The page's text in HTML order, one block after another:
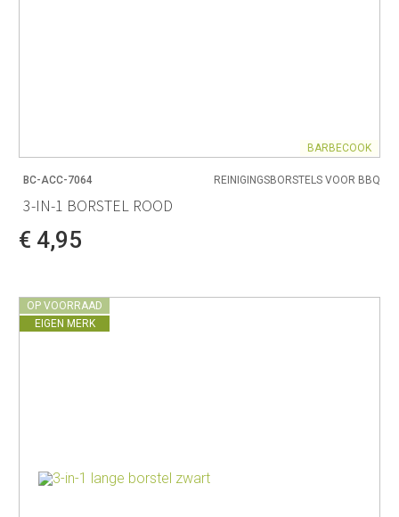
BARBECOOK
BC-ACC-7064 REINIGINGSBORSTELS VOOR BBQ
3-IN-1 BORSTEL ROOD
€ 4,95
OP VOORRAAD
EIGEN MERK